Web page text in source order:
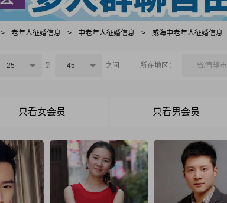
> 老年人征婚信息 > 中老年人征婚信息 > 威海中老年人征婚信息
25 到 45 之间 所在地区： 省/直辖市
只看女会员 只看男会员